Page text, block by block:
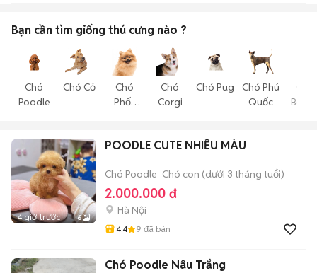
Bạn cần tìm giống thú cưng nào ?
Chó
Poodle
Chó Cỏ
Chó
Phốc
Chó
Corgi
Chó Pug
Chó Phú
Quốc
4 giờ trước 6
POODLE CUTE NHIỀU MÀU
Chó Poodle Chó con (dưới 3 tháng tuổi)
2.000.000 đ
Hà Nội
4.4 9 đã bán
Chó Poodle Nâu Trắng